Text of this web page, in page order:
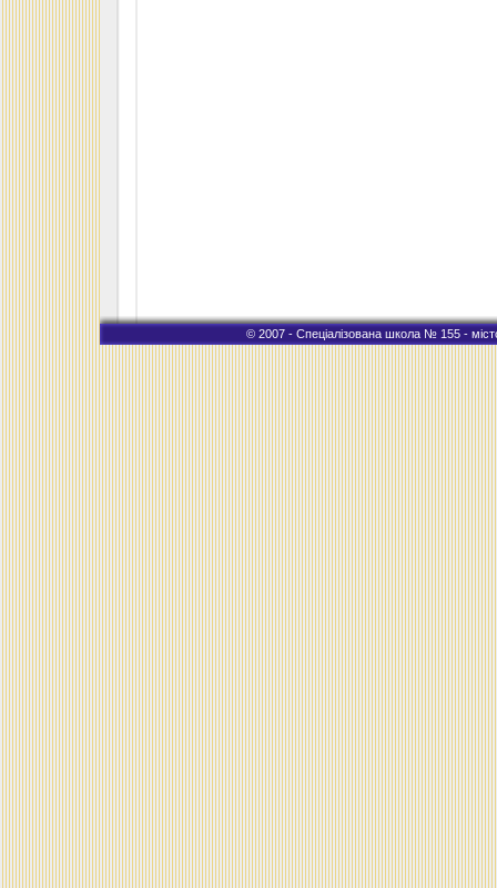
© 2007 - Спеціалізована школа № 155 -